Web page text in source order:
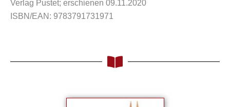
Verlag Pustet; erschienen 09.11.2020
ISBN/EAN: 9783791731971